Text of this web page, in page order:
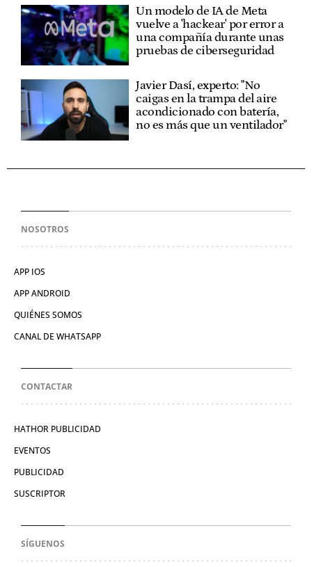
Un modelo de IA de Meta
vuelve a 'hackear' por error a
una compañía durante unas
pruebas de ciberseguridad
Javier Dasí, experto: "No
caigas en la trampa del aire
acondicionado con batería,
no es más que un ventilador"
NOSOTROS
APP IOS
APP ANDROID
QUIÉNES SOMOS
CANAL DE WHATSAPP
CONTACTAR
HATHOR PUBLICIDAD
EVENTOS
PUBLICIDAD
SUSCRIPTOR
SÍGUENOS